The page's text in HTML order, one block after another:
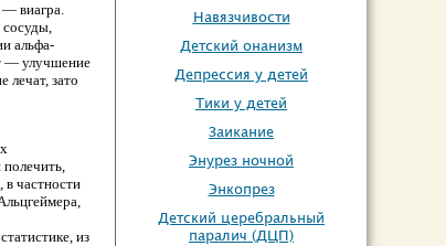
— виагра.
сосуды,
альфа-
— улучшение
лечат, зато
в частности
из
Навязчивости
Детский онанизм
Депрессия у детей
Тики у детей
Заикание
Энурез ночной
Энкопрез
Детский церебральный
паралич (ДЦП)